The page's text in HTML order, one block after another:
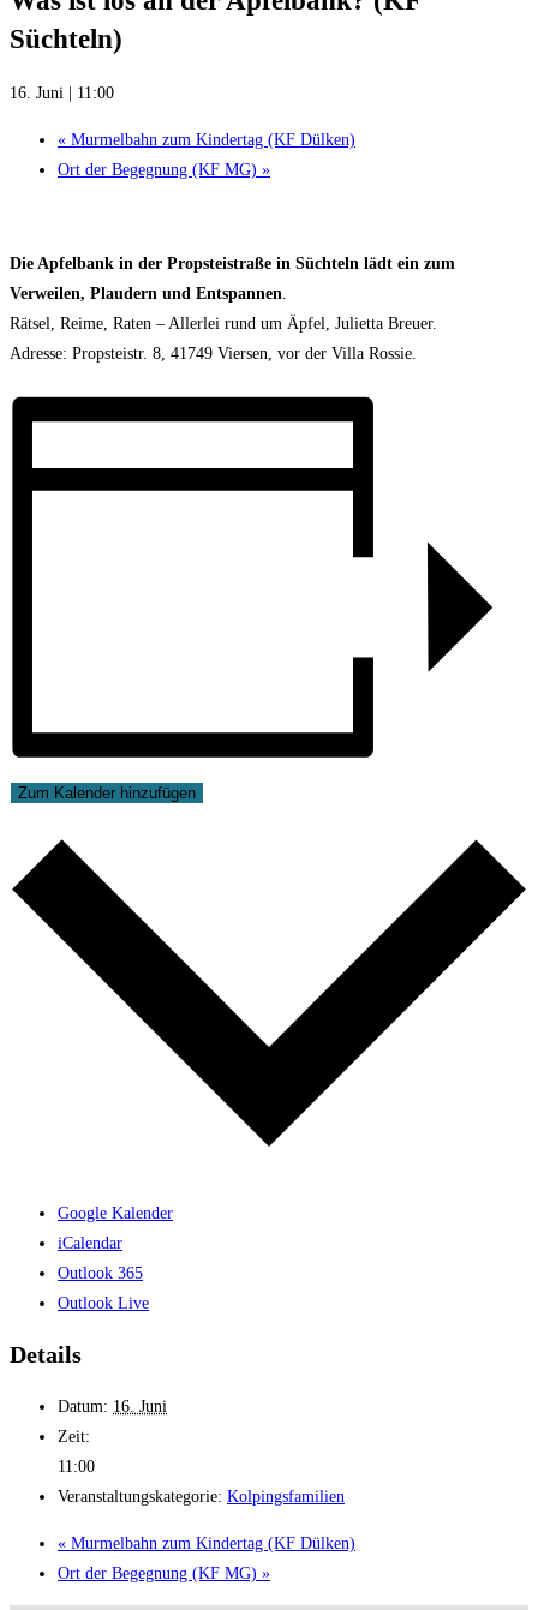
Süchteln)
16. Juni | 11:00
« Murmelbahn zum Kindertag (KF Dülken)
Ort der Begegnung (KF MG) »
Die Apfelbank in der Propsteistraße in Süchteln lädt ein zum
Verweilen, Plaudern und Entspannen
Rätsel, Reime, Raten – Allerlei rund um Äpfel, Julietta Breuer.
Adresse: Propsteistr. 8, 41749 Viersen, vor der Villa Rossie.
Zum Kalender hinzufügen
Google Kalender
iCalendar
Outlook 365
Outlook Live
Details
Datum: 16. Juni
Zeit:
11:00
Veranstaltungskategorie: Kolpingsfamilien
« Murmelbahn zum Kindertag (KF Dülken)
Ort der Begegnung (KF MG) »